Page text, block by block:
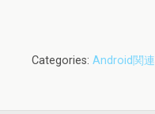
Categories: Android関連